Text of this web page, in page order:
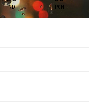
ND PON